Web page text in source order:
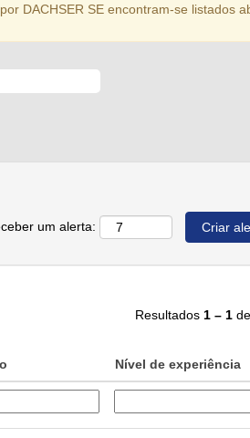
DACHSER SE encontram-se listados
um alerta:
Resultados 1 – 1de
Nível de experiência